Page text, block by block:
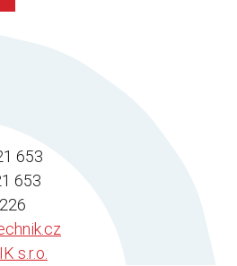
653
653
s.r.o.